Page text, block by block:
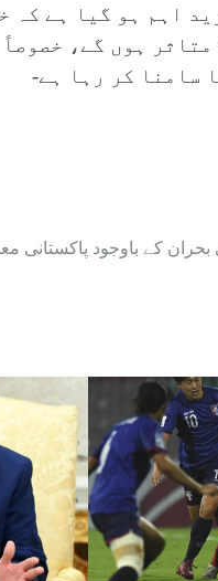
اہم ہو گیا ہے کہ
ہوں گے، خصوصاً
سامنا کر رہا ہے-
کے باوجود پاکستانی